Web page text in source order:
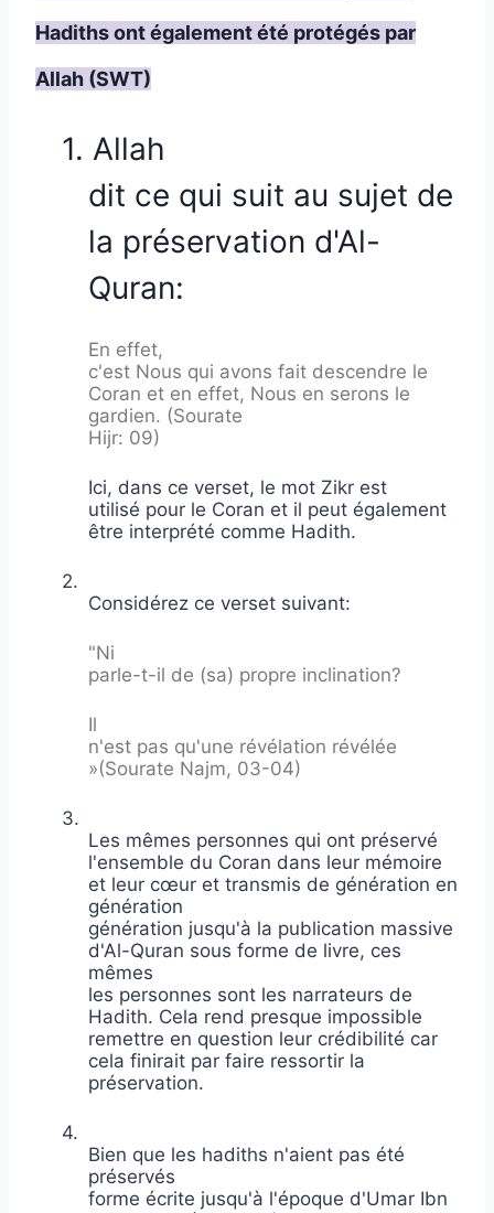
Hadiths ont également été protégés par
Allah (SWT)
1. Allah
dit ce qui suit au sujet de
la préservation d'Al-
Quran:
En effet,
c'est Nous qui avons fait descendre le
Coran et en effet, Nous en serons le
gardien. (Sourate
Hijr: 09)
Ici, dans ce verset, le mot Zikr est
utilisé pour le Coran et il peut également
être interprété comme Hadith.
2.
Considérez ce verset suivant:
"Ni
parle-t-il de (sa) propre inclination?
Il
n'est pas qu'une révélation révélée
»(Sourate Najm, 03-04)
3.
Les mêmes personnes qui ont préservé
l'ensemble du Coran dans leur mémoire
et leur cœur et transmis de génération en
génération
génération jusqu'à la publication massive
d'Al-Quran sous forme de livre, ces
mêmes
les personnes sont les narrateurs de
Hadith. Cela rend presque impossible
remettre en question leur crédibilité car
cela finirait par faire ressortir la
préservation.
4.
Bien que les hadiths n'aient pas été
préservés
forme écrite jusqu'à l'époque d'Umar Ibn